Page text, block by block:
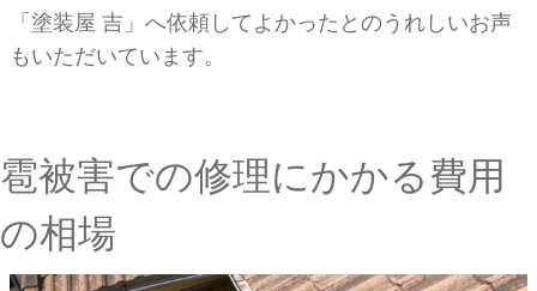
「塗装屋 吉」へ依頼してよかったとのうれしいお声
もいただいています。
雹被害での修理にかかる費用
の相場